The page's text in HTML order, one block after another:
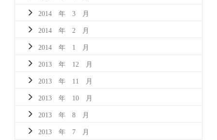
2014 年 3 月
2014 年 2 月
2014 年 1 月
2013 年 12 月
2013 年 11 月
2013 年 10 月
2013 年 8 月
2013 年 7 月